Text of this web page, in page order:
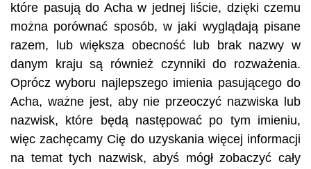
które pasują do Acha w jednej liście, dzięki czemu
można porównać sposób, w jaki wyglądają pisane
razem, lub większa obecność lub brak nazwy w
danym kraju są również czynniki do rozważenia.
Oprócz wyboru najlepszego imienia pasującego do
Acha, ważne jest, aby nie przeoczyć nazwiska lub
nazwisk, które będą następować po tym imieniu,
więc zachęcamy Cię do uzyskania więcej informacji
na temat tych nazwisk, abyś mógł zobaczyć cały